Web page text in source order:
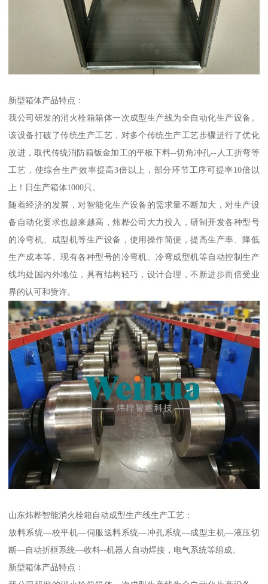
新型箱体产品特点：
我公司研发的消火栓箱箱体一次成型生产线为全自动化生产设备。
该设备打破了传统生产工艺，对多个传统生产工艺步骤进行了优化
改进，取代传统消防箱钣金加工的平板下料--切角冲孔--人工折弯等
工艺，使综合生产效率提高3倍以上，部分环节工序可提率10倍以
上！日生产箱体1000只。
随着经济的发展，对智能化生产设备的需求量不断加大，对生产设
备自动化要求也越来越高，炜桦公司大力投入，研制开发各种型号
的冷弯机、成型机等生产设备，使用操作简便，提高生产率、降低
生产成本等。现有各种型号的冷弯机、冷弯成型机等自动控制生产
线均处国内外地位，具有结构轻巧，设计合理，不新进步而倍受业
界的认可和赞许。
山东炜桦智能消火栓箱自动成型生产线生产工艺：
放料系统—校平机—伺服送料系统—冲孔系统—成型主机—液压切
断—自动折框系统—收料--机器人自动焊接，电气系统等组成。
新型箱体产品特点：